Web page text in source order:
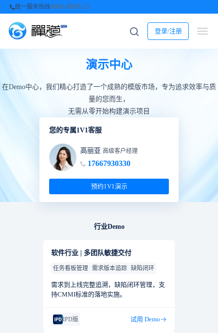
统一服务热线4006-8899-23
登录/注册
演示中心
在Demo中心，我们精心打造了一个成熟的模版市场，专为追求效率与质
量的您而生，
无需从零开始构建演示项目
您的专属1V1客服
高丽亚 高级客户经理
17667930330
预约1V1演示
行业Demo
软件行业 | 多团队敏捷交付
任务看板管理 需求版本追踪 缺陷闭环
需求到上线完整追溯，缺陷闭环管理，支
持CMMI标准的落地实施。
IPD版 试用 Demo